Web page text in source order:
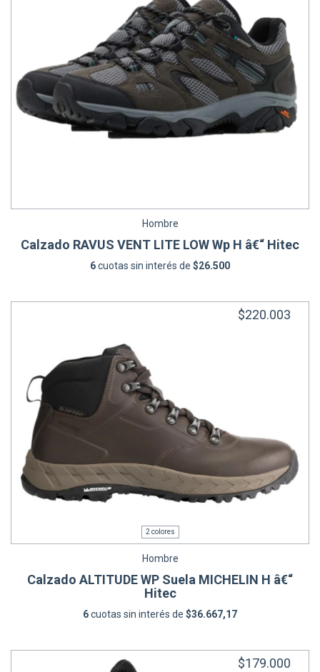
Hombre
Calzado RAVUS VENT LITE LOW Wp H â€“ Hitec
6cuotas sin interés de $26.500
$220.003
2 colores
Hombre
Calzado ALTITUDE WP Suela MICHELIN H â€“
Hitec
6cuotas sin interés de $36.667,17
$179.000